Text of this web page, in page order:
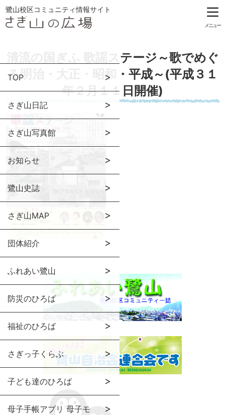
鷺山校区コミュニティ情報サイト
メニュー
TOP
さぎ山日記
さぎ山写真館
お知らせ
鷺山史誌
さぎ山MAP
団体紹介
ふれあい鷺山
防災のひろば
福祉のひろば
さぎっ子くらぶ
子ども達のひろば
母子手帳アプリ 母子モ
清流の国ぎふ 歌謡ステージ～歌でめぐ
る明治・大正・昭和・平成～(平成３１
年２月１１日開催)